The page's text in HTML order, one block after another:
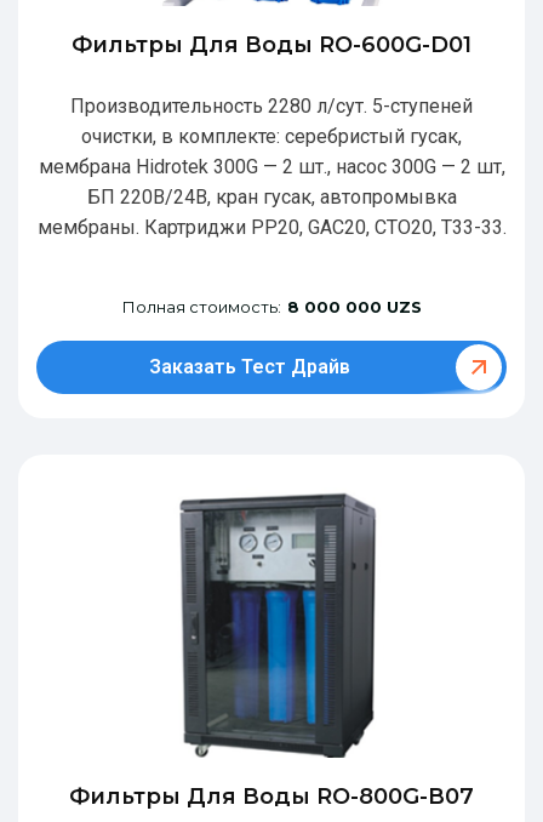
Фильтры Для Воды RO-600G-D01
Производительность 2280 л/сут. 5-ступеней
очистки, в комплекте: серебристый гусак,
мембрана Hidrotek 300G — 2 шт., насос 300G — 2 шт,
БП 220В/24В, кран гусак, автопромывка
мембраны. Картриджи РР20, GAC20, CTO20, T33-33.
Полная стоимость: 8 000 000 UZS
Заказать Тест Драйв
Фильтры Для Воды RO-800G-В07